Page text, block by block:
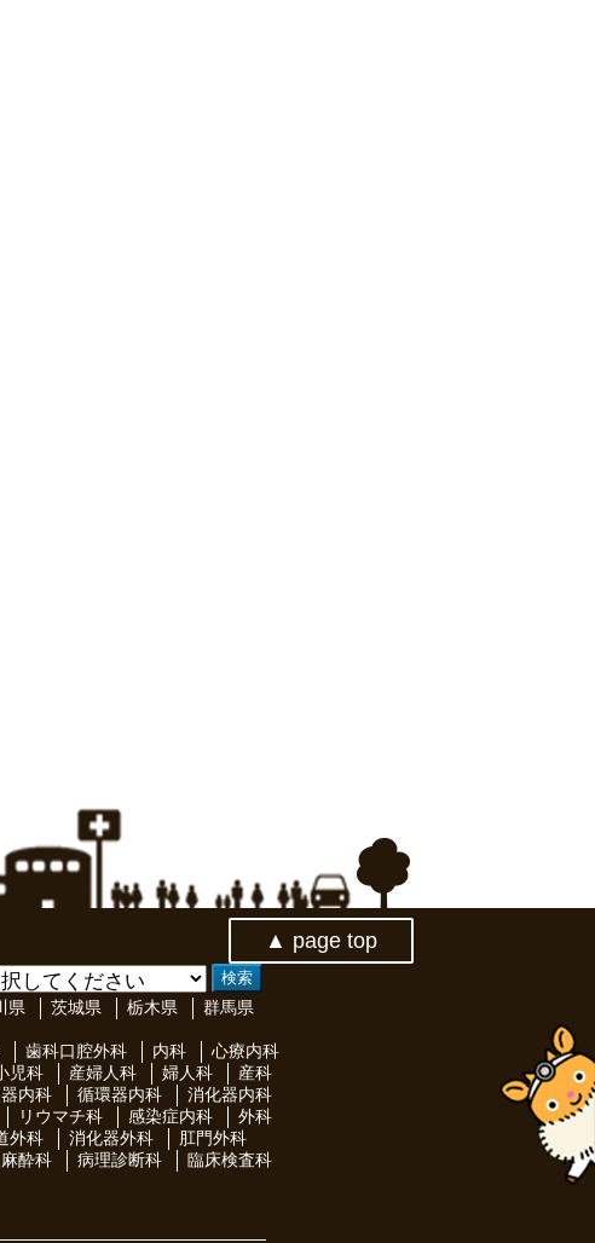
▲ page top
県 茨城県 栃木県
群馬県
歯科口腔外科 内科
心療内科
児科 産婦人科 婦人科
産科
内科 循環器内科
消化器内科
リウマチ科 感染症内科
外科
外科 消化器外科
肛門外科
麻酔科 病理診断科
臨床検査科